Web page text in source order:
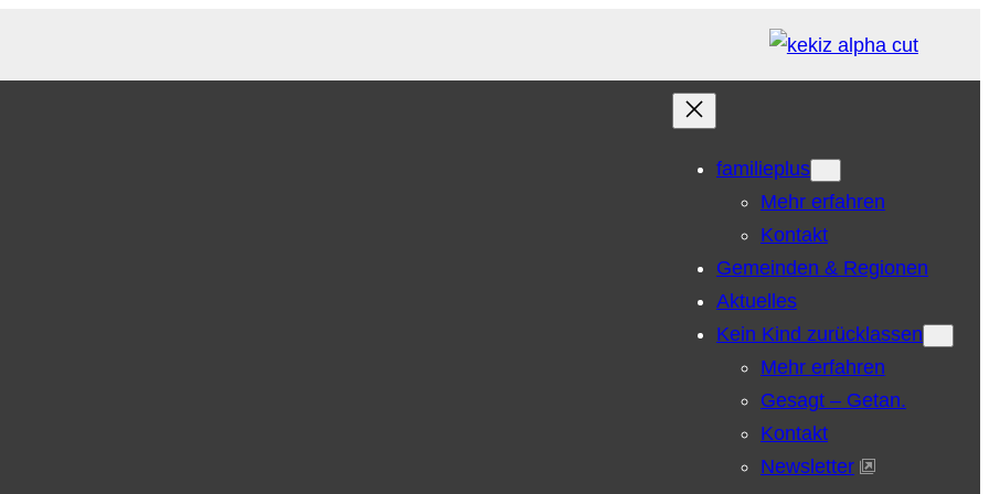
familieplus
Mehr erfahren
Kontakt
Gemeinden & Regionen
Aktuelles
Kein Kind zurücklassen
Mehr erfahren
Gesagt – Getan.
Kontakt
Newsletter